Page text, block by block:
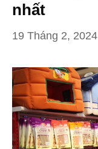
nhất
19 Tháng 2, 2024